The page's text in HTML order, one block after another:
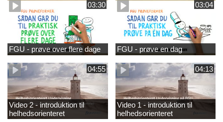
03:30
FGU - prøve over flere dage
03:04
FGU - prøve en dag
04:55
Video 2 - introduktion til
helhedsorienteret
04:13
Video 1 - introduktion til
helhedsorienteret